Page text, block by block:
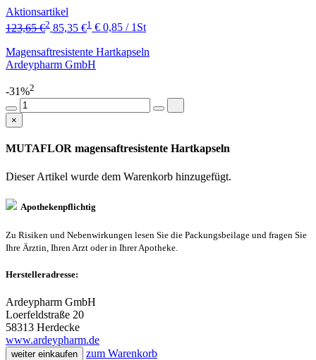
Aktionsartikel
123,65 €2 85,35 €1 € 0,85 / 1St
Magensaftresistente Hartkapseln
Ardeypharm GmbH
-31%2
×
MUTAFLOR magensaftresistente Hartkapseln
Dieser Artikel wurde dem Warenkorb hinzugefügt.
Apothekenpflichtig
Zu Risiken und Nebenwirkungen lesen Sie die Packungsbeilage und fragen Sie
Ihre Ärztin, Ihren Arzt oder in Ihrer Apotheke.
Herstelleradresse:
Ardeypharm GmbH
Loerfeldstraße 20
58313 Herdecke
www.ardeypharm.de
weiter einkaufen zum Warenkorb